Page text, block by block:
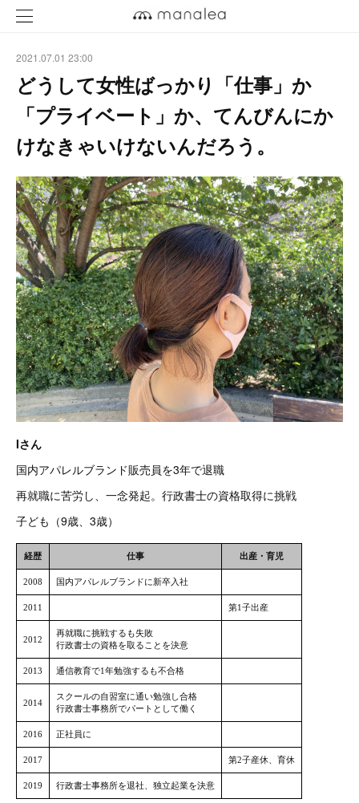
2021.07.01 23:00
どうして女性ばっかり「仕事」か
「プライベート」か、てんびんにか
けなきゃいけないんだろう。
Iさん
国内アパレルブランド販売員を3年で退職
再就職に苦労し、一念発起。行政書士の資格取得に挑戦
子ども（9歳、3歳）